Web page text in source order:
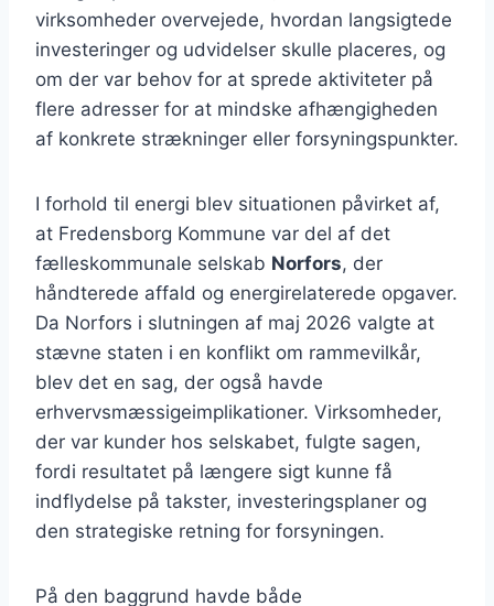
virksomheder overvejede, hvordan langsigtede
investeringer og udvidelser skulle placeres, og
om der var behov for at sprede aktiviteter på
flere adresser for at mindske afhængigheden
af konkrete strækninger eller forsyningspunkter.
I forhold til energi blev situationen påvirket af,
at Fredensborg Kommune var del af det
fælleskommunale selskab Norfors, der
håndterede affald og energirelaterede opgaver.
Da Norfors i slutningen af maj 2026 valgte at
stævne staten i en konflikt om rammevilkår,
blev det en sag, der også havde
erhvervsmæssigeimplikationer. Virksomheder,
der var kunder hos selskabet, fulgte sagen,
fordi resultatet på længere sigt kunne få
indflydelse på takster, investeringsplaner og
den strategiske retning for forsyningen.
På den baggrund havde både